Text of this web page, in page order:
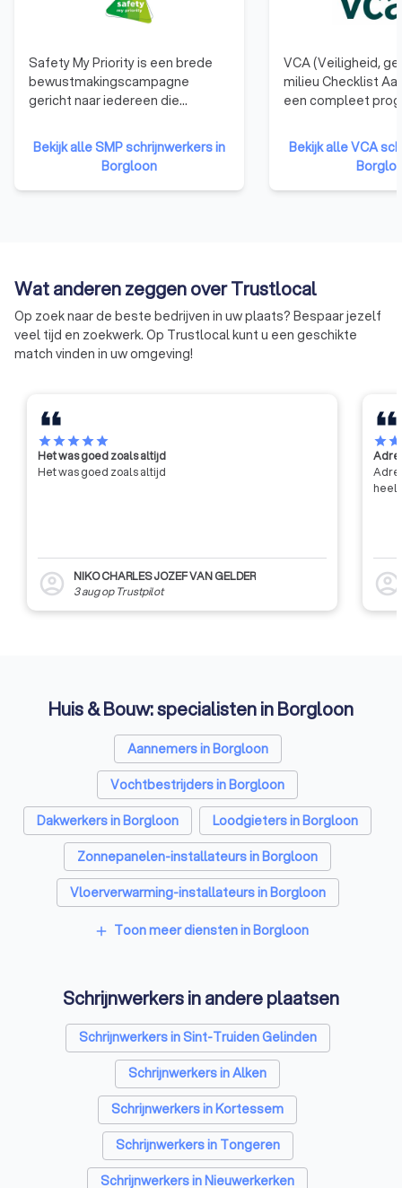
Safety My Priority is een brede
bewustmakingscampagne
gericht naar iedereen die
verbouwen te maken heeft. Een
collectief bewustzijn omtrent
risicopreventie en veiligheid
moet het hoge aantal
denken en handelen bij het
uitvoeren van de
werkzaamheden.
Bekijk alle SMP schrijnwerkers in
Borgloon
VCA (Veiligheid,
milieu Checklist
een compleet
bedrijven
objectief worden
gecertificeerd op
beheersysteem.
van veiligheid,
milieu.
Bekijk alle VCA
Wat anderen zeggen over Trustlocal
Op zoek naar de beste bedrijven in uw plaats? Bespaar jezelf
veel tijd en zoekwerk. Op Trustlocal kunt u een geschikte
match vinden in uw omgeving!
starstarstarstarstar
Het was goed zoals altijd
Het was goed zoals altijd
account_circle
NIKO CHARLES JOZEF VAN GELDER
3 augop Trustpilot
starstar
heel
account_circle
Huis & Bouw: specialisten in Borgloon
Aannemers in Borgloon
Vochtbestrijders in Borgloon
Dakwerkers in Borgloon
Loodgieters in Borgloon
Zonnepanelen-installateurs in Borgloon
Vloerverwarming-installateurs in Borgloon
Airco installateurs in Borgloon
Laadpaal installateurs in Borgloon
Zonwering specialisten in Borgloon
Warmtepomp installateurs in Borgloon
Badkamer installateurs in Borgloon
Glashandels in Borgloon
EPC-keurders in Borgloon
Klusjesmannen in Borgloon
add Toon meer diensten in Borgloon
Schrijnwerkers in andere plaatsen
Schrijnwerkers in Sint-Truiden Gelinden
Schrijnwerkers in Alken
Schrijnwerkers in Kortessem
Schrijnwerkers in Tongeren
Schrijnwerkers in Nieuwerkerken